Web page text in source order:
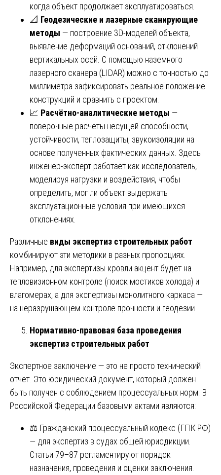
когда объект продолжает эксплуатироваться.
📐 Геодезические и лазерные сканирующие
методы — построение 3D-моделей объекта,
выявление деформаций оснований, отклонений
вертикальных осей. С помощью наземного
лазерного сканера (LIDAR) можно с точностью до
миллиметра зафиксировать реальное положение
конструкций и сравнить с проектом.
📈 Расчётно-аналитические методы —
поверочные расчёты несущей способности,
устойчивости, теплозащиты, звукоизоляции на
основе полученных фактических данных. Здесь
инженер-эксперт работает как исследователь,
моделируя нагрузки и воздействия, чтобы
определить, мог ли объект выдержать
эксплуатационные условия при имеющихся
отклонениях.
Различные виды экспертиз строительных работ
комбинируют эти методики в разных пропорциях.
Например, для экспертизы кровли акцент будет на
тепловизионном контроле (поиск мостиков холода) и
влагомерах, а для экспертизы монолитного каркаса —
на неразрушающем контроле прочности и геодезии.
Нормативно-правовая база проведения
экспертиз строительных работ
Экспертное заключение — это не просто технический
отчёт. Это юридический документ, который должен
быть получен с соблюдением процессуальных норм. В
Российской Федерации базовыми актами являются:
⚖️ Гражданский процессуальный кодекс (ГПК РФ)
— для экспертиз в судах общей юрисдикции.
Статьи 79–87 регламентируют порядок
назначения, проведения и оценки заключения.